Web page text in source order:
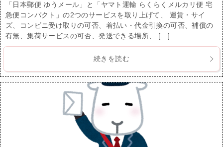
「日本郵便 ゆうメール」と「ヤマト運輸 らくらくメルカリ便 宅
急便コンパクト」の2つのサービスを取り上げて、 運賃・サイ
ズ、コンビニ受け取りの可否、着払い・代金引換の可否、補償の
有無、集荷サービスの可否、発送できる場所、 […]
続きを読む